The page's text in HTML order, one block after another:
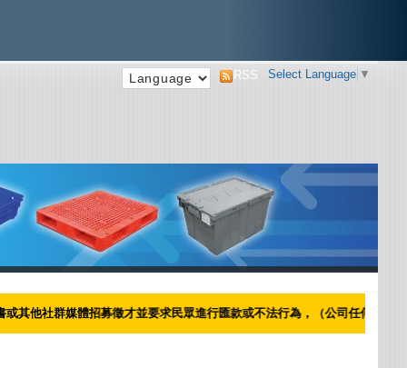
Select Language ▼
RSS
體招募徵才並要求民眾進行匯款或不法行為，（公司任何徵才只會透